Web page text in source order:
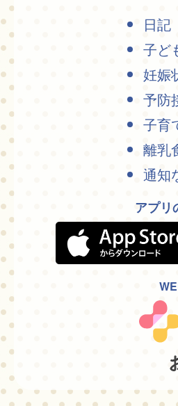
日記
子ど
妊娠
予防
子育
離乳
通知
アプリ